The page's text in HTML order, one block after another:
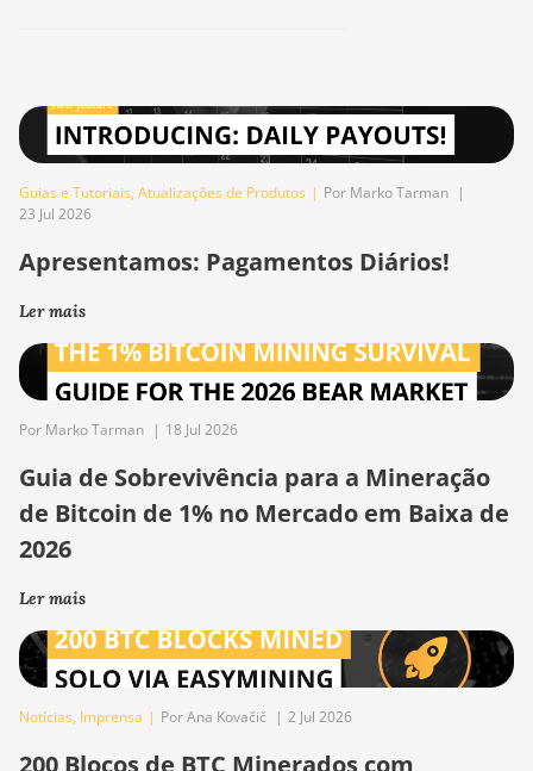
Guias e Tutoriais, Atualizações de Produtos | Por Marko Tarman |
23 Jul 2026
Apresentamos: Pagamentos Diários!
Ler mais
Por Marko Tarman | 18 Jul 2026
Guia de Sobrevivência para a Mineração
de Bitcoin de 1% no Mercado em Baixa de
2026
Ler mais
Notícias, Imprensa | Por Ana Kovačič | 2 Jul 2026
200 Blocos de BTC Minerados com